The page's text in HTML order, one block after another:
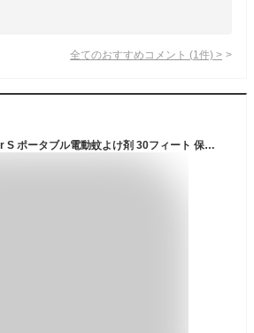
全てのおすすめコメント (1 件) >
FLEXTAIL Max Repeller S ポータブル電動蚊よけ剤 30フィート 保護 305°F効率的な暖房 充電式 アウトドア、キャンプ、バックパック、パティオに最適 (忌避剤パッドは含まれていません) グリーン